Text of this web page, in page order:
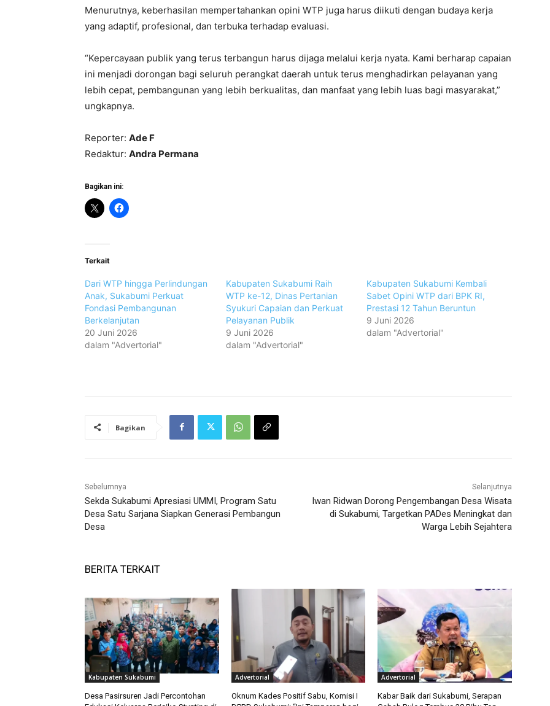
Menurutnya, keberhasilan mempertahankan opini WTP juga harus diikuti dengan budaya kerja
yang adaptif, profesional, dan terbuka terhadap evaluasi.
“Kepercayaan publik yang terus terbangun harus dijaga melalui kerja nyata. Kami berharap capaian
ini menjadi dorongan bagi seluruh perangkat daerah untuk terus menghadirkan pelayanan yang
lebih cepat, pembangunan yang lebih berkualitas, dan manfaat yang lebih luas bagi masyarakat,”
ungkapnya.
Reporter: Ade F
Redaktur: Andra Permana
Bagikan ini:
Terkait
Dari WTP hingga Perlindungan
Anak, Sukabumi Perkuat
Fondasi Pembangunan
Berkelanjutan
20 Juni 2026
dalam "Advertorial"
Kabupaten Sukabumi Raih
WTP ke-12, Dinas Pertanian
Syukuri Capaian dan Perkuat
Pelayanan Publik
9 Juni 2026
dalam "Advertorial"
Kabupaten Sukabumi Kembali
Sabet Opini WTP dari BPK RI,
Prestasi 12 Tahun Beruntun
9 Juni 2026
dalam "Advertorial"
Bagikan
Sebelumnya
Sekda Sukabumi Apresiasi UMMI, Program Satu
Desa Satu Sarjana Siapkan Generasi Pembangun
Desa
Selanjutnya
Iwan Ridwan Dorong Pengembangan Desa Wisata
di Sukabumi, Targetkan PADes Meningkat dan
Warga Lebih Sejahtera
BERITA TERKAIT
Kabupaten Sukabumi
Desa Pasirsuren Jadi Percontohan
Advertorial
Oknum Kades Positif Sabu, Komisi I
Advertorial
Kabar Baik dari Sukabumi, Serapan